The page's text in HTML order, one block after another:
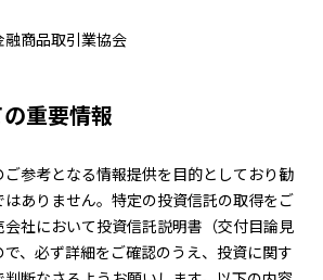
商品取引業協会
重要情報
参考となる情報提供を目的としており勧
ありません。特定の投資信託の取得をご
社において投資信託説明書（交付目論見
、必ず詳細をご確認のうえ、投資に関す